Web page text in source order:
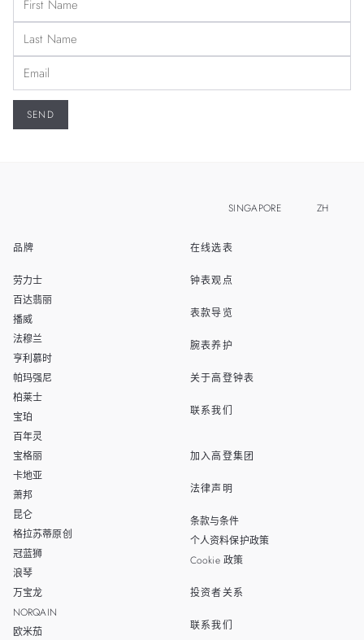
品牌
劳力士
百达翡丽
播威
法穆兰
亨利慕时
帕玛强尼
柏莱士
宝珀
百年灵
宝格丽
卡地亚
萧邦
昆仑
格拉苏蒂原创
冠蓝狮
浪琴
万宝龙
NORQAIN
欧米茄
在线选表
钟表观点
表款导览
腕表养护
关于高登钟表
联系我们
加入高登集团
法律声明
条款与条件
个人资料保护政策
Cookie 政策
投资者关系
联系我们
SINGAPORE ZH